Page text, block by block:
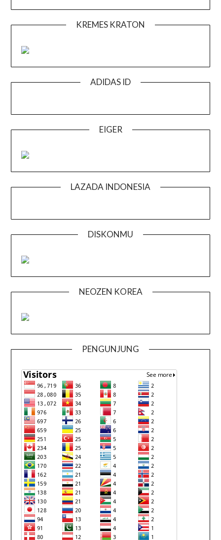
KREMES KRATON
ADIDAS ID
EIGER
LAZADA INDONESIA
DISKONMU
NEOZEN KOREA
PENGUNJUNG